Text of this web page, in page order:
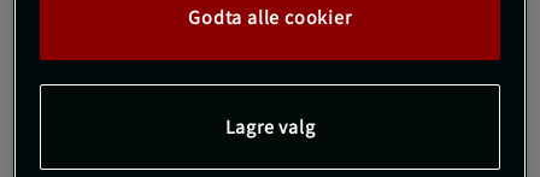
8721122844342
Curtis Sweatpants fra Gorilla Wear er et fantastisk valg for en
sporty og komfortabel stil.
Godta alle cookier
Lagre valg